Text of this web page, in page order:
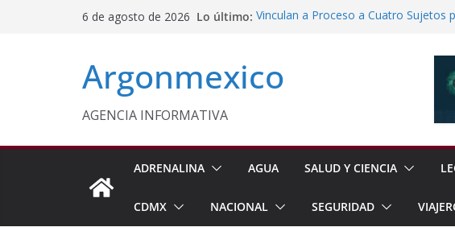
6 de agosto de 2026 Lo último: Vinculan a Proceso a Cuatro Sujetos
Alejandro Armenta Anuncia Balance
Incertidumbre
Argonmexico
AGENCIA INFORMATIVA
ADRENALINA AGUA SALUD Y CIENCIA
CDMX NACIONAL SEGURIDAD